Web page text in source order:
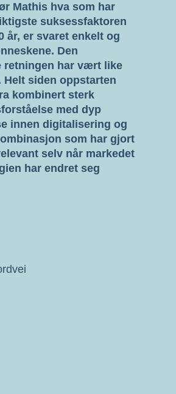
Mathis hva som har
suksessfaktoren
år, er svaret enkelt og
Den
retningen har vært like
Helt siden oppstarten
kombinert sterk
med dyp
innen digitalisering og
som har gjort
selv når markedet
har endret seg